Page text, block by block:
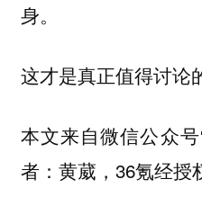
身。
这才是真正值得讨论
本文来自微信公众号
者：黄葳，36氪经授